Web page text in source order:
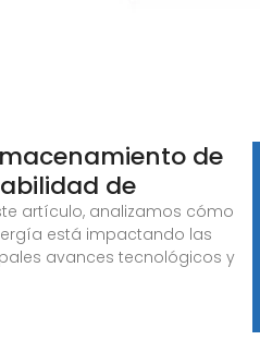
de
de
artículo, analizamos cómo
está impactando las
avances tecnológicos y